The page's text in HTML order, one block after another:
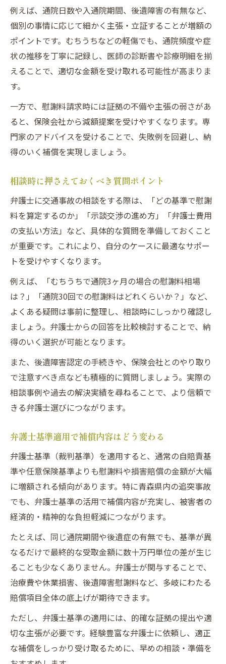
例えば、通院日数や入通院期間、後遺障害の有無など、
個別の事情に応じて細かく主張・立証することが増額の
ポイントです。むちうちなどの軽傷でも、通院頻度や症
状の推移を丁寧に記録し、医師の診断書や診療明細を揃
えることで、適切な金額を受け取れる可能性が高まりま
す。
一方で、慰謝料請求時には証拠の不備や主張の弱さがあ
ると、保険会社から減額提案を受けやすくなります。専
門家のアドバイスを受けることで、失敗例を回避し、納
得のいく補償を実現しましょう。
相談時に押さえておくべき質問ポイント
弁護士に交通事故の相談をする際は、「どの基準で慰謝
料を算定するのか」「示談交渉の進め方」「弁護士費用
の支払い方法」など、具体的な質問を準備しておくこと
が重要です。これにより、自分のケースに最適なサポー
トを受けやすくなります。
例えば、「むちうちで通院3ヶ月の場合の慰謝料相場
は？」「通院30回での慰謝料はどれくらいか？」など、
よくある疑問は事前に整理し、相談時にしっかり確認し
ましょう。弁護士からの回答を比較検討することで、納
得のいく選択が可能となります。
また、後遺障害認定の手続きや、保険会社とのやり取り
で注意すべき点なども積極的に質問しましょう。実際の
相談事例や過去の解決実績を尋ねることで、より信頼で
きる弁護士選びにつながります。
弁護士基準適用で補償内容はどう変わる
弁護士基準（裁判基準）を適用すると、通常の自賠責基
準や任意保険基準よりも慰謝料や損害賠償の金額が大幅
に増額される傾向があります。特に青森県内の追突事故
でも、弁護士基準の活用で補償内容が充実し、被害者の
経済的・精神的な負担軽減につながります。
たとえば、同じ通院期間や後遺症の有無でも、基準が異
なるだけで最終的な受取金額に数十万円単位の差が生じ
ることも少なくありません。弁護士が関与することで、
治療費や休業損害、後遺障害慰謝料など、多岐にわたる
賠償項目全体の底上げが期待できます。
ただし、弁護士基準の適用には、的確な証拠の提出や適
切な主張が必要です。経験豊富な弁護士に依頼し、適正
な補償をしっかり受け取るために、早めの相談・準備を